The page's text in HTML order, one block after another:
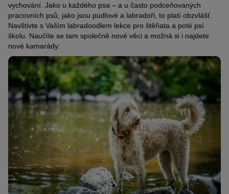
vychování. Jako u každého psa – a u často podceňovaných
pracovních psů, jako jsou pudlové a labradoři, to platí obzvlášť.
Navštivte s Vaším labradoodlem lekce pro štěňata a poté psí
školu. Naučíte se tam společně nové věci a možná si i najdete
nové kamarády.